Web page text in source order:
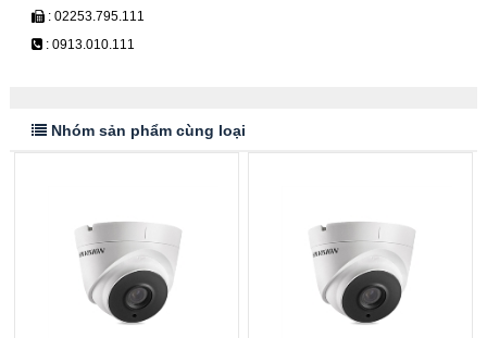
: 02253.795.111
: 0913.010.111
Nhóm sản phẩm cùng loại